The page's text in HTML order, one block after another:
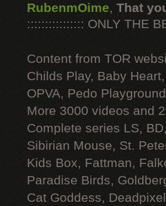
RubenmOime, That
:::::::::::::::: ONLY THE
Content from TOR
Childs Play, Baby
OPVA, Pedo
More 3000 videos and
Complete series LS,
Sibirian Mouse, St.
Kids Box, Fattman,
Paradise Birds,
Cat Goddess,